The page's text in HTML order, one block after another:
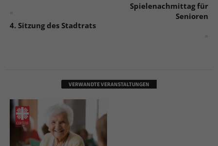
«
4. Sitzung des Stadtrats
Spielenachmittag für
Senioren
»
VERWANDTE VERANSTALTUNGEN